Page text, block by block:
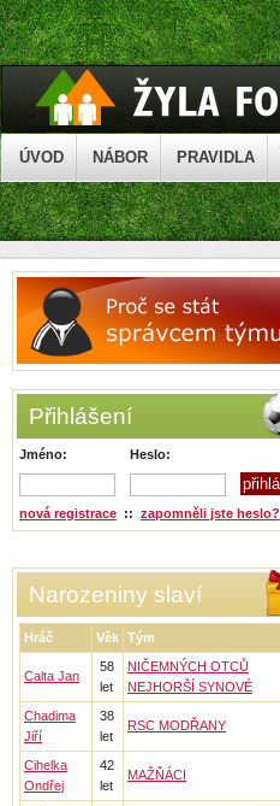
ÚVOD NÁBOR PRAVIDLA
Přihlášení
Jméno: Heslo:
nová registrace :: zapomněli jste heslo?
Narozeniny slaví
Hráč Věk Tým
Calta Jan
58
let
NIČEMNÝCH OTCŮ
NEJHORŠÍ SYNOVÉ
Chadima
Jiří
38
let
RSC MODŘANY
Cihelka
Ondřej
42
let
MAŽŇÁCI